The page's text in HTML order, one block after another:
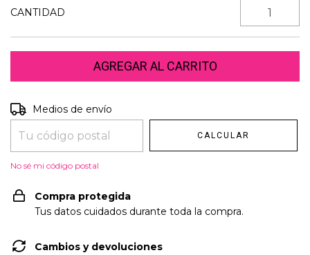
CANTIDAD
Entregas para el CP:
Medios de envío
CALCULAR
No sé mi código postal
Compra protegida
Tus datos cuidados durante toda la compra.
Cambios y devoluciones